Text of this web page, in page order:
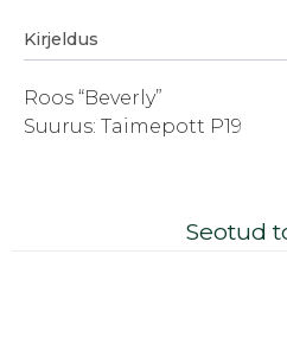
Kirjeldus
Roos “Beverly”
Suurus: Taimepott P19
Seotud